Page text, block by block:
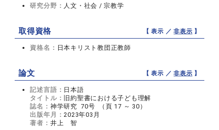
研究分野： 人文・社会 / 宗教学
取得資格 【 表示 ／非表示 】
資格名： 日本キリスト教団正教師
論文 【 表示 ／非表示 】
記述言語： 日本語
タイトル：
旧約聖書における子ども理解
誌名： 神学研究 70号 （頁 17 ～ 30）
出版年月：2023年03月
著者： 井上 智